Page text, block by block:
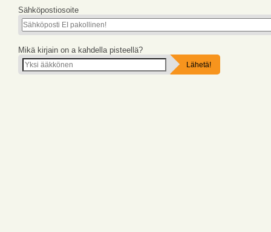
Sähköpostiosoite
Mikä kirjain on a kahdella pisteellä?